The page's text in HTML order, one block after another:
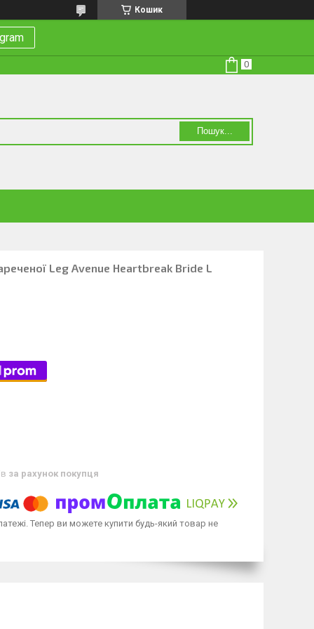
Кошик
Пошук...
Leg Avenue Heartbreak Bride L
за рахунок покупця
Тепер ви можете купити будь-який товар не